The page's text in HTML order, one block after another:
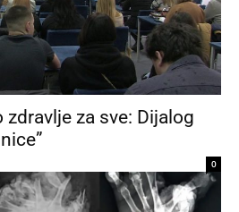
za sve: Dijalog
0